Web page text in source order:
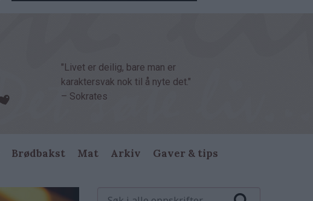
"Livet er deilig, bare man er
karaktersvak nok til å nyte det."
– Sokrates
Brødbakst Mat Arkiv Gaver & tips